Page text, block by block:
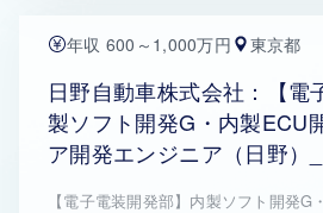
年収 600～1,000万円 東京都
日野自動車株式会社：【電
製ソフト開発G・内製ECU
ア開発エンジニア（日野）
【電子電装開発部】内製ソフト開発G